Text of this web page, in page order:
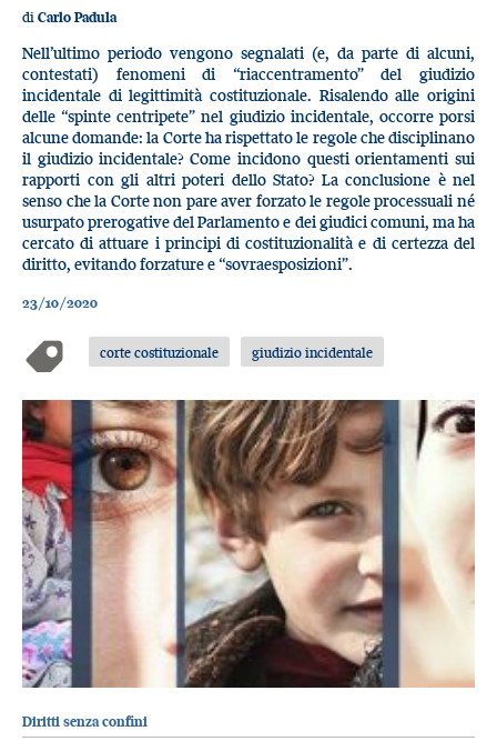
di Carlo Padula
Nell’ultimo periodo vengono segnalati (e, da parte di alcuni,
contestati) fenomeni di “riaccentramento” del giudizio
incidentale di legittimità costituzionale. Risalendo alle origini
delle “spinte centripete” nel giudizio incidentale, occorre porsi
alcune domande: la Corte ha rispettato le regole che disciplinano
il giudizio incidentale? Come incidono questi orientamenti sui
rapporti con gli altri poteri dello Stato? La conclusione è nel
senso che la Corte non pare aver forzato le regole processuali né
usurpato prerogative del Parlamento e dei giudici comuni, ma ha
cercato di attuare i principi di costituzionalità e di certezza del
diritto, evitando forzature e “sovraesposizioni”.
23/10/2020
corte costituzionale giudizio incidentale
Diritti senza confini